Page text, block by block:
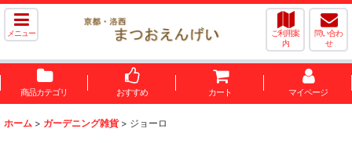
メニュー
ご利用案
内
問い合わ
せ
商品カテゴリ おすすめ カート マイページ
ホーム > ガーデニング雑貨 > ジョーロ